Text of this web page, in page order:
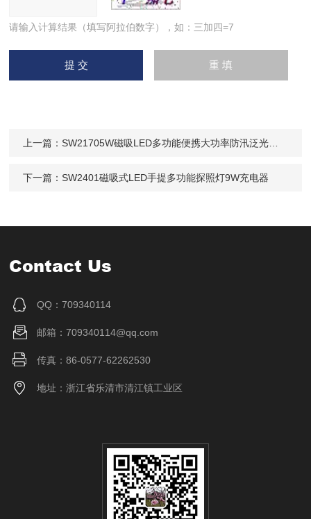
请输入计算结果（填写阿拉伯数字），如：三加四=7
上一篇： SW21705W磁吸LED多功能便携大功率防汛泛光灯蘑菇
下一篇： SW2401磁吸式LED手提多功能探照灯9W充电器
Contact Us
QQ：709340114
邮箱：709340114@qq.com
传真：86-0577-62262530
地址：浙江省乐清市清江镇工业区